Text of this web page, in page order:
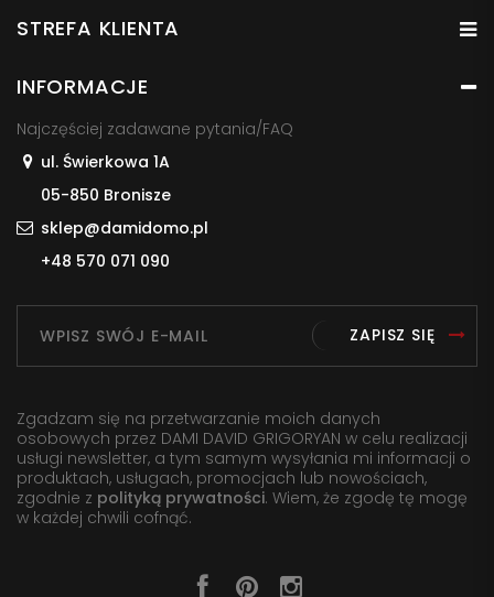
STREFA KLIENTA
INFORMACJE
Najczęściej zadawane pytania/FAQ
ul. Świerkowa 1A
05-850 Bronisze
sklep@damidomo.pl
+48 570 071 090
ZAPISZ SIĘ
Zgadzam się na przetwarzanie moich danych
osobowych przez DAMI DAVID GRIGORYAN w celu realizacji
usługi newsletter, a tym samym wysyłania mi informacji o
produktach, usługach, promocjach lub nowościach,
zgodnie z polityką prywatności. Wiem, że zgodę tę mogę
w każdej chwili cofnąć.